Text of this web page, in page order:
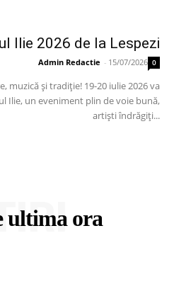
Ilie 2026 de la Lespezi
Admin Redactie - 15/07/2026 0
muzică și tradiție! 19-20 iulie 2026 va
Ilie, un eveniment plin de voie bună,
artiști îndrăgiți...
ultima ora